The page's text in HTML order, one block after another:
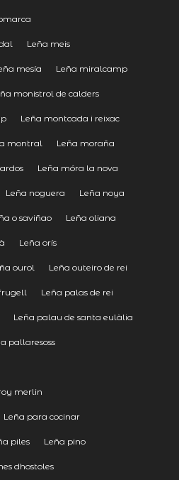
Leña meis
mesía Leña miralcamp
monistrol de calders
Leña montcada i reixac
montral Leña moraña
Leña móra la nova
Leña noguera Leña noya
o saviñao Leña oliana
Leña orís
ourol Leña outeiro de rei
Leña palas de rei
Leña palau de santa eulàlia
pallaresoss
merlin
Leña para cocinar
piles Leña pino
dhostoles